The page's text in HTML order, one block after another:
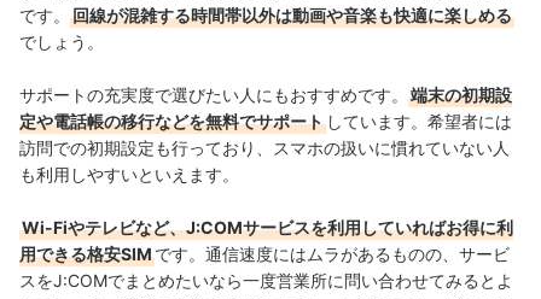
です。
回線が混雑する時間帯以外は動画や音楽も快適に楽しめる
でしょう。
サポートの充実度で選びたい人にもおすすめです。
端末の初期設
定や電話帳の移行などを無料でサポート しています。希望者には
訪問での初期設定も行っており、スマホの扱いに慣れていない人
も利用しやすいといえます。
Wi-Fiやテレビなど、J:COMサービスを利用していればお得に利
用できる格安SIMです。通信速度にはムラがあるものの、サービ
スをJ:COMでまとめたいなら一度営業所に問い合わせてみるとよ